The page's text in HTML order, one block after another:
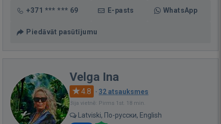
+371 *** *** 69 E-pasts WhatsApp
Piedāvāt pasūtījumu
Velga Ina
4.8 · 32 atsauksmes
Bija vietnē: Pirms 1st. 18 min.
Latviski, По-русски, English